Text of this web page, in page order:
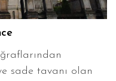
sade tavanı olan